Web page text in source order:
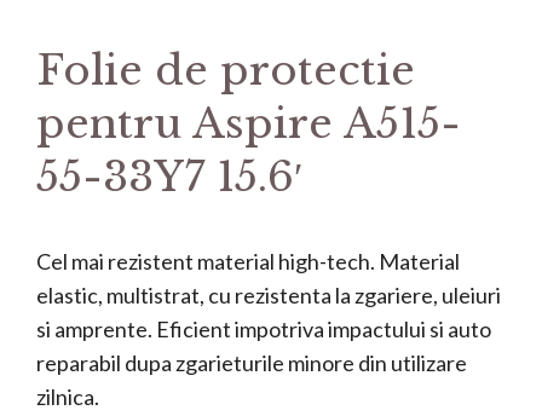
Folie de protectie
pentru Aspire A515-
55-33Y7 15.6′
Cel mai rezistent material high-tech. Material
elastic, multistrat, cu rezistenta la zgariere, uleiuri
si amprente. Eficient impotriva impactului si auto
reparabil dupa zgarieturile minore din utilizare
zilnica.